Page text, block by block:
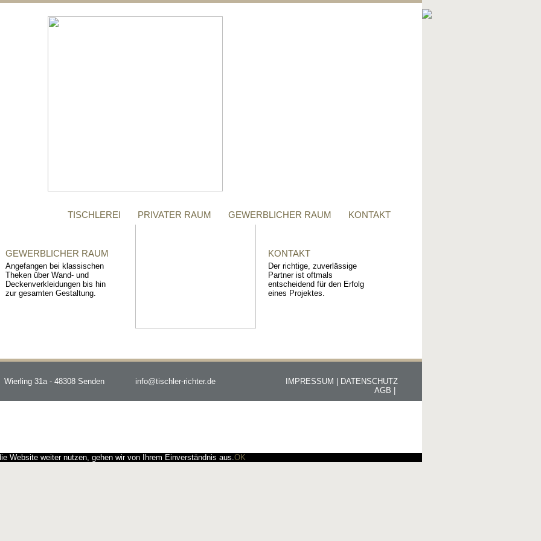
TISCHLEREI PRIVATER RAUM GEWERBLICHER RAUM KONTAKT
GEWERBLICHER RAUM
Angefangen bei klassischen
Theken über Wand- und
Deckenverkleidungen bis hin
zur gesamten Gestaltung.
KONTAKT
Der richtige, zuverlässige
Partner ist oftmals
entscheidend für den Erfolg
eines Projektes.
Wierling 31a - 48308 Senden info@tischler-richter.de DATENSCHUTZ
IMPRESSUM |
AGB |
Website weiter nutzen, gehen wir von Ihrem Einverständnis aus.OK